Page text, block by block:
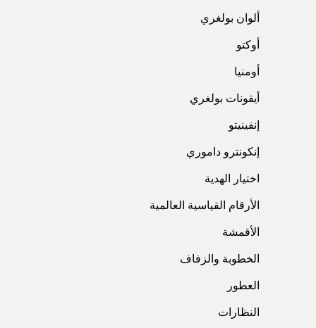
ألوان بولغري
أوكتو
أومنيا
أيقونات بولغري
إنفينيتو
إنكونترو داموري
اختيار الهدية
الأرقام القياسية العالمية
الأقمشة
الخطوبة والزفاف
العطور
النظارات